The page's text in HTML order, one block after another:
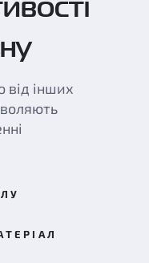
від інших